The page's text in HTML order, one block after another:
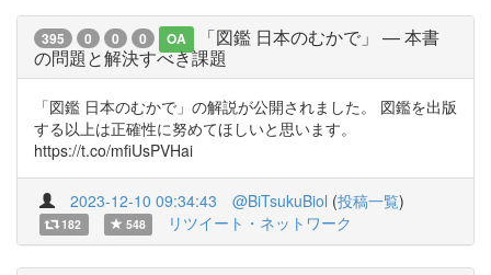
395 0 0 0 OA
「図鑑 日本のむかで」 — 本書
の問題と解決すべき課題
「図鑑 日本のむかで」の解説が公開されました。 図鑑を出版
する以上は正確性に努めてほしいと思います。
https://t.co/mfiUsPVHai
2023-12-10 09:34:43 @BiTsukuBiol (投稿一覧)
182 548 リツイート・ネットワーク